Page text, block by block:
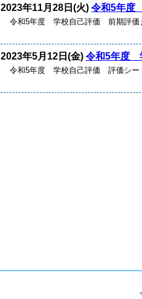
2023年11月28日(火) 令和5年度
令和5年度 学校自己評価 前期評価
2023年5月12日(金) 令和5年度
令和5年度 学校自己評価 評価シー